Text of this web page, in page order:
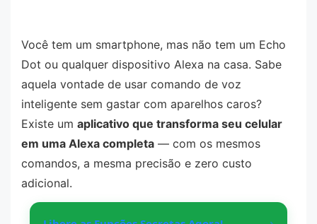
Você tem um smartphone, mas não tem um Echo
Dot ou qualquer dispositivo Alexa na casa. Sabe
aquela vontade de usar comando de voz
inteligente sem gastar com aparelhos caros?
Existe um aplicativo que transforma seu celular
em uma Alexa completa — com os mesmos
comandos, a mesma precisão e zero custo
adicional.